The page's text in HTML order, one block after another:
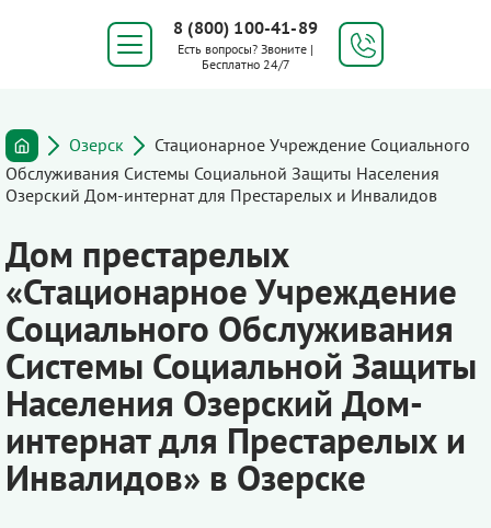
8 (800) 100-41-89
Есть вопросы? Звоните |
Бесплатно 24/7
Озерск
Стационарное Учреждение Социального
Обслуживания Системы Социальной Защиты Населения
Озерский Дом-интернат для Престарелых и Инвалидов
Дом престарелых
«Стационарное Учреждение
Социального Обслуживания
Системы Социальной Защиты
Населения Озерский Дом-
интернат для Престарелых и
Инвалидов» в Озерске